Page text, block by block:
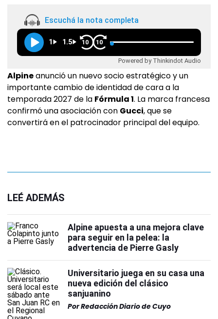
Escuchá la nota completa
1 1.5 10 10
Powered by Thinkindot Audio
Alpineanunció un nuevo socio estratégico y un
importante cambio de identidad de cara a la
temporada 2027 de la Fórmula 1. La marca francesa
confirmó una asociación con Gucci, que se
convertirá en el patrocinador principal del equipo.
LEÉ ADEMÁS
Alpine apuesta a una mejora clave
para seguir en la pelea: la
advertencia de Pierre Gasly
Universitario juega en su casa una
nueva edición del clásico
sanjuanino
PorRedacción Diario de Cuyo